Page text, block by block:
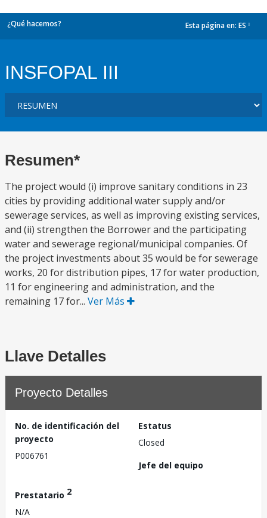
¿Qué hacemos? Esta página en: ES
INSFOPAL III
Resumen*
The project would (i) improve sanitary conditions in 23
cities by providing additional water supply and/or
sewerage services, as well as improving existing services,
and (ii) strengthen the Borrower and the participating
water and sewerage regional/municipal companies. Of
the project investments about 35 would be for sewerage
works, 20 for distribution pipes, 17 for water production,
11 for engineering and administration, and the
remaining 17 for... Ver Más
Llave Detalles
Proyecto Detalles
No. de identificación del
proyecto
P006761
Estatus
Closed
Jefe del equipo
Prestatario 2
N/A